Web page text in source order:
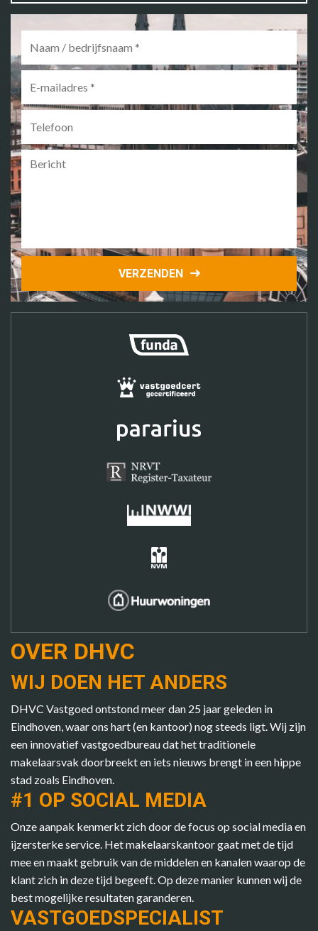
mailadres *
VERZENDEN
OVER DHVC
WIJ DOEN HET ANDERS
DHVC Vastgoed ontstond meer dan 25 jaar geleden in
Eindhoven, waar ons hart (en kantoor) nog steeds ligt. Wij zijn
een innovatief vastgoedbureau dat het traditionele
makelaarsvak doorbreekt en iets nieuws brengt in een hippe
stad zoals Eindhoven.
#1 OP SOCIAL MEDIA
Onze aanpak kenmerkt zich door de focus op social media en
ijzersterke service. Het makelaarskantoor gaat met de tijd
mee en maakt gebruik van de middelen en kanalen waarop de
klant zich in deze tijd begeeft. Op deze manier kunnen wij de
best mogelijke resultaten garanderen.
VASTGOEDSPECIALIST